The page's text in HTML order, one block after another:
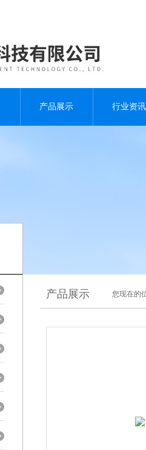
产品展示 行业资讯
产品展示 您现在的